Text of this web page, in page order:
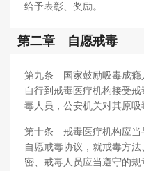
给予表彰、奖励。
第二章 自愿戒毒
第九条 国家鼓励吸毒成瘾
自行到戒毒医疗机构接受
毒人员，公安机关对其原吸
第十条 戒毒医疗机构应当
自愿戒毒协议，就戒毒方
密、戒毒人员应当遵守的